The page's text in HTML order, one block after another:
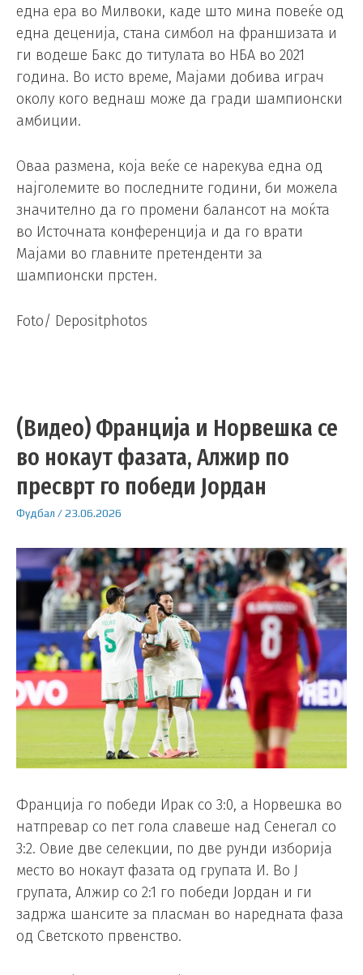
една ера во Милвоки, каде што мина повеќе од
една деценија, стана симбол на франшизата и
ги водеше Бакс до титулата во НБА во 2021
година. Во исто време, Мајами добива играч
околу кого веднаш може да гради шампионски
амбиции.
Оваа размена, која веќе се нарекува една од
најголемите во последните години, би можела
значително да го промени балансот на моќта
во Источната конференција и да го врати
Мајами во главните претенденти за
шампионски прстен.
Foto/ Depositphotos
(Видео) Франција и Норвешка се
во нокаут фазата, Алжир по
пресврт го победи Јордан
Фудбал /23.06.2026
Франција го победи Ирак со 3:0, а Норвешка во
натпревар со пет гола славеше над Сенегал со
3:2. Овие две селекции, по две рунди изборија
место во нокаут фазата од групата И. Во Ј
групата, Алжир со 2:1 го победи Јордан и ги
задржа шансите за пласман во наредната фаза
од Светското првенство.